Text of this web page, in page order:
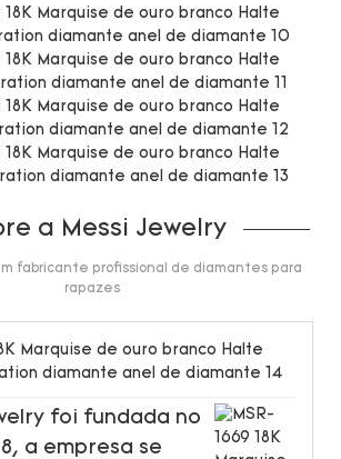
a Messi Jewelry
fabricante profissional de diamantes para
rapazes
foi fundada no
a empresa se